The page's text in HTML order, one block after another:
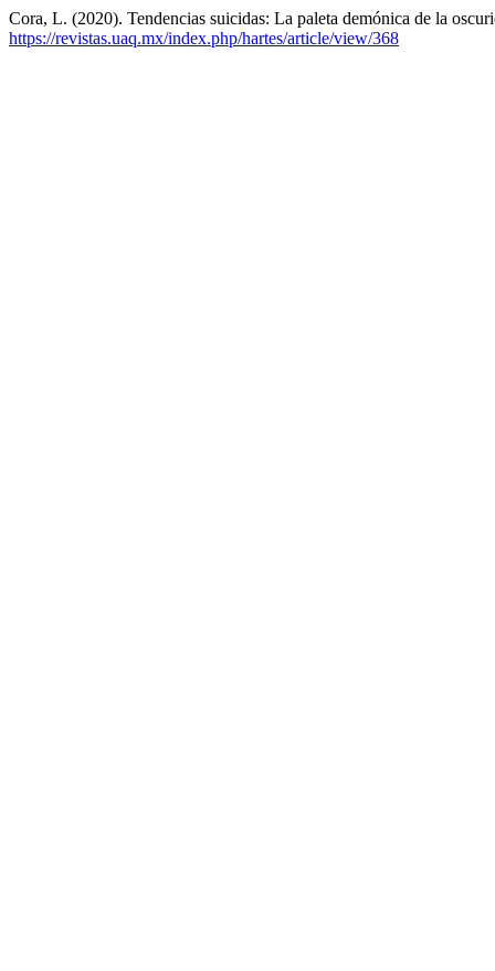
Cora, L. (2020). Tendencias suicidas: La paleta demónica de la
https://revistas.uaq.mx/index.php/hartes/article/view/368